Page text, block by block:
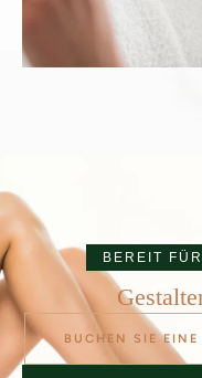
BEREIT
BUCHEN SIE